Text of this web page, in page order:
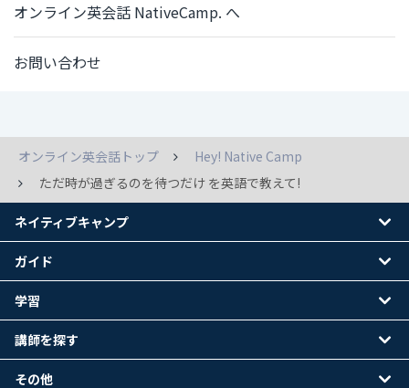
オンライン英会話 NativeCamp. へ
お問い合わせ
オンライン英会話トップ
Hey! Native Camp
ただ時が過ぎるのを待つだけ を英語で教えて!
ネイティブキャンプ
ガイド
学習
講師を探す
その他